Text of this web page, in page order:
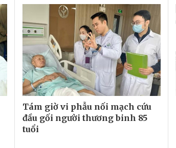
Tám giờ vi phẫu nối mạch cứu
đầu gối người thương binh 85
tuổi